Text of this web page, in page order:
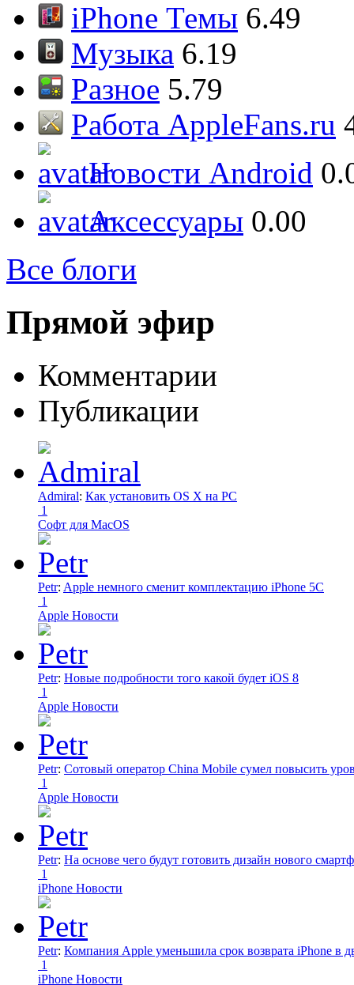
iPhone Темы 6.49
Музыка 6.19
Разное 5.79
Работа AppleFans.ru
Новости Android
Аксессуары 0.00
Все блоги
Прямой эфир
Комментарии
Публикации
Admiral: Как установить OS X на PC
1
Софт для MacOS
Petr: Apple немного сменит комплектацию iPhone 5C
1
Apple Новости
Petr: Новые подробности того какой будет iOS 8
1
Apple Новости
Petr: Сотовый оператор China Mobile сумел повысить
1
Apple Новости
Petr: На основе чего будут готовить дизайн нового
1
iPhone Новости
Petr: Компания Apple уменьшила срок возврата iPhone в
1
iPhone Новости